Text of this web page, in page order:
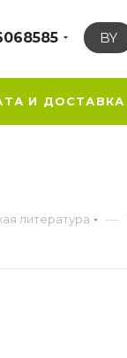
BY
И ДОСТАВКА
литература —